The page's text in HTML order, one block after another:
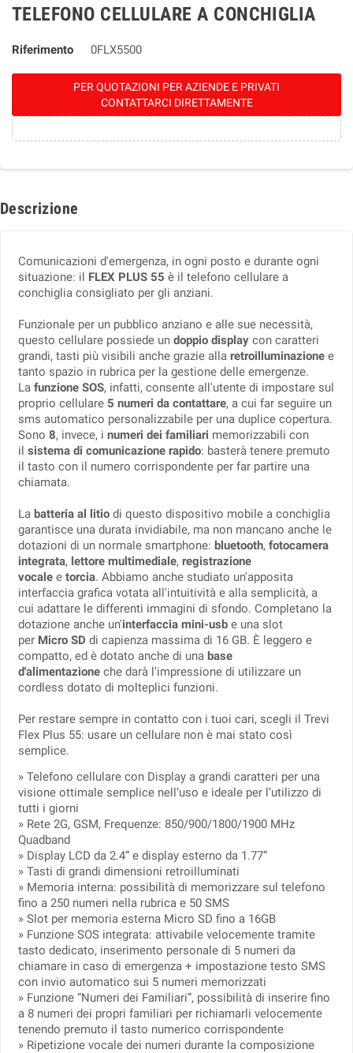
TELEFONO CELLULARE A CONCHIGLIA
Riferimento 0FLX5500
PER QUOTAZIONI PER AZIENDE E PRIVATI
CONTATTARCI DIRETTAMENTE
Descrizione
Comunicazioni d'emergenza, in ogni posto e durante ogni
situazione: il FLEX PLUS 55 è il telefono cellulare a
conchiglia consigliato per gli anziani.
Funzionale per un pubblico anziano e alle sue necessità,
questo cellulare possiede un doppio display con caratteri
grandi, tasti più visibili anche grazie alla retroilluminazione e
tanto spazio in rubrica per la gestione delle emergenze.
La funzione SOS, infatti, consente all'utente di impostare sul
proprio cellulare 5 numeri da contattare, a cui far seguire un
sms automatico personalizzabile per una duplice copertura.
Sono 8, invece, i numeri dei familiari memorizzabili con
il sistema di comunicazione rapido: basterà tenere premuto
il tasto con il numero corrispondente per far partire una
chiamata.
La batteria al litio di questo dispositivo mobile a conchiglia
garantisce una durata invidiabile, ma non mancano anche le
dotazioni di un normale smartphone: bluetooth, fotocamera
integrata, lettore multimediale, registrazione
vocale e torcia. Abbiamo anche studiato un'apposita
interfaccia grafica votata all'intuitività e alla semplicità, a
cui adattare le differenti immagini di sfondo. Completano la
dotazione anche un'interfaccia mini-usb e una slot
per Micro SD di capienza massima di 16 GB. È leggero e
compatto, ed è dotato anche di una base
d'alimentazione che darà l'impressione di utilizzare un
cordless dotato di molteplici funzioni.
Per restare sempre in contatto con i tuoi cari, scegli il Trevi
Flex Plus 55: usare un cellulare non è mai stato così
semplice.
» Telefono cellulare con Display a grandi caratteri per una
visione ottimale semplice nell’uso e ideale per l’utilizzo di
tutti i giorni
» Rete 2G, GSM, Frequenze: 850/900/1800/1900 MHz
Quadband
» Display LCD da 2.4” e display esterno da 1.77”
» Tasti di grandi dimensioni retroilluminati
» Memoria interna: possibilità di memorizzare sul telefono
fino a 250 numeri nella rubrica e 50 SMS
» Slot per memoria esterna Micro SD fino a 16GB
» Funzione SOS integrata: attivabile velocemente tramite
tasto dedicato, inserimento personale di 5 numeri da
chiamare in caso di emergenza + impostazione testo SMS
con invio automatico sui 5 numeri memorizzati
» Funzione “Numeri dei Familiari”, possibilità di inserire fino
a 8 numeri dei propri familiari per richiamarli velocemente
tenendo premuto il tasto numerico corrispondente
» Ripetizione vocale dei numeri durante la composizione